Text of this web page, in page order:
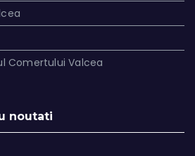
Comertului Valcea
noutati